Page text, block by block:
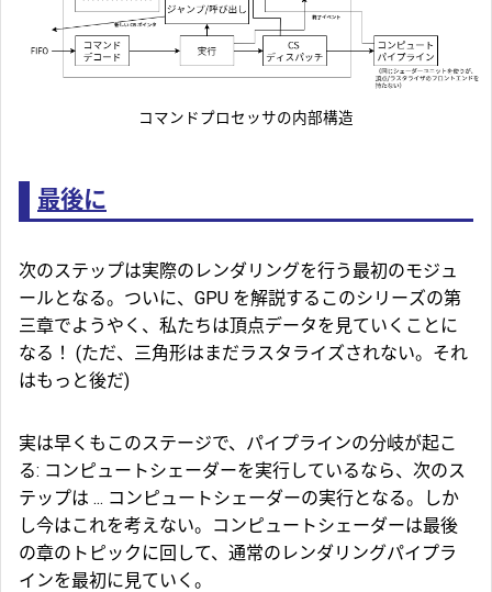
コマンドプロセッサの内部構造
最後に
次のステップは実際のレンダリングを行う最初のモジュ
ールとなる。ついに、GPU を解説するこのシリーズの第
三章でようやく、私たちは頂点データを見ていくことに
なる！ (ただ、三角形はまだラスタライズされない。それ
はもっと後だ)
実は早くもこのステージで、パイプラインの分岐が起こ
る: コンピュートシェーダーを実行しているなら、次のス
テップは ... コンピュートシェーダーの実行となる。しか
し今はこれを考えない。コンピュートシェーダーは最後
の章のトピックに回して、通常のレンダリングパイプラ
インを最初に見ていく。